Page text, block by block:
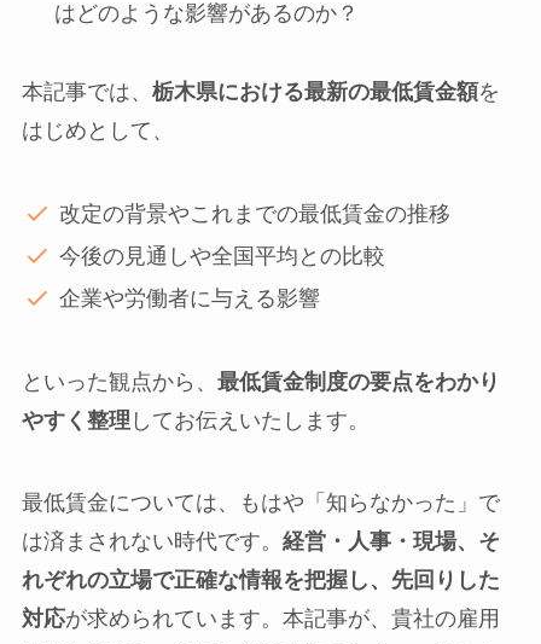
はどのような影響があるのか？
本記事では、 栃木県における最新の最低賃金額を
はじめとして、
改定の背景やこれまでの最低賃金の推移
今後の見通しや全国平均との比較
企業や労働者に与える影響
といった観点から、 最低賃金制度の要点をわかり
やすく整理 してお伝えいたします。
最低賃金については、もはや「知らなかった」で
は済まされない時代です。 経営・人事・現場、そ
れぞれの立場で正確な情報を把握し、先回りした
対応が求められています。本記事が、貴社の雇用